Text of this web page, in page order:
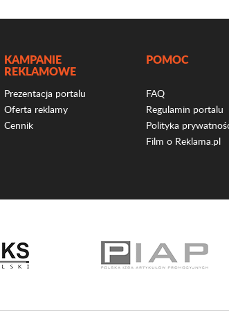
KAMPANIE
REKLAMOWE
Prezentacja portalu
Oferta reklamy
Cennik
POMOC
FAQ
Regulamin portalu
Polityka
Film o Reklama.pl